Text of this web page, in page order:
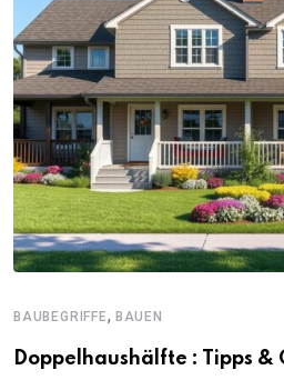
BAUBEGRIFFE, BAUEN
Doppelhaushälfte : Tipps &